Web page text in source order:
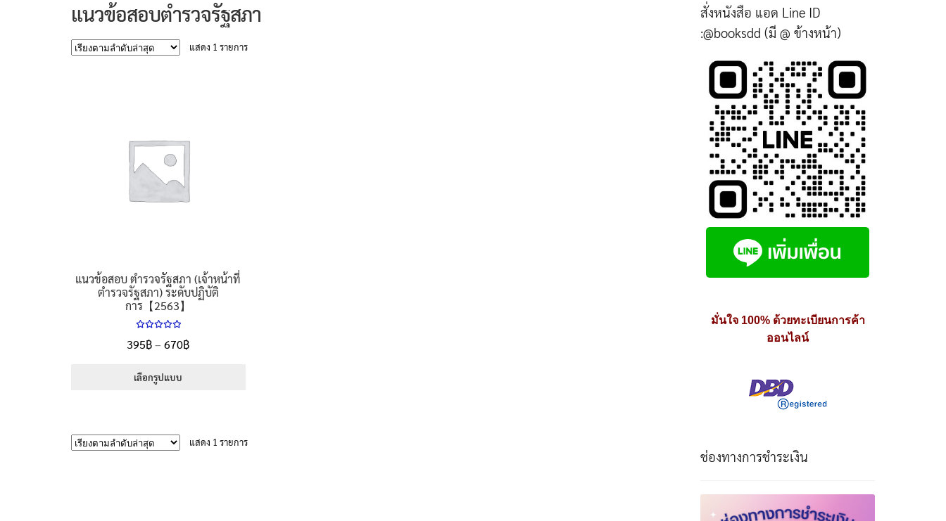
แนวข้อสอบตำรวจรัฐสภา
แสดง 1 รายการ
แนวข้อสอบ ตำรวจรัฐสภา (เจ้าหน้าที่
ตำรวจรัฐสภา) ระดับปฏิบัติ
การ【2563】
5.00
ตั้งแต่
395฿ – 670฿Price
เลือกรูปแบบ
multipleแสดง 1 รายการ
สั่งหนังสือ แอด Line ID
:@booksdd (มี @ ข้างหน้า)
มั่นใจ 100% ด้วยทะเบียนการค้า
ออนไลน์
ช่องทางการชำระเงิน